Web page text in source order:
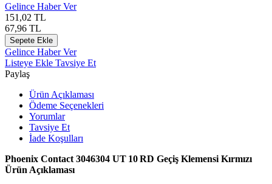
Gelince Haber Ver
151,02 TL
67,96 TL
Sepete Ekle
Gelince Haber Ver
Listeye Ekle Tavsiye Et
Paylaş
Ürün Açıklaması
Ödeme Seçenekleri
Yorumlar
Tavsiye Et
İade Koşulları
Phoenix Contact 3046304 UT 10 RD Geçiş Klemensi Kırmızı
Ürün Açıklaması